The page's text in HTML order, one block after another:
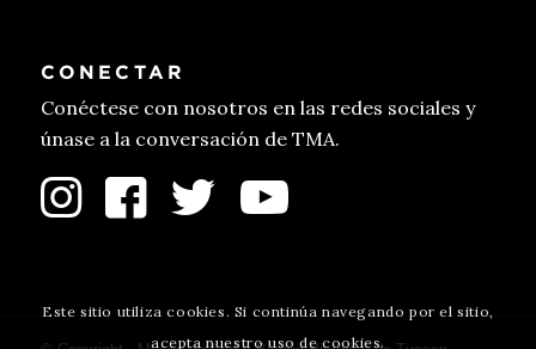
CONECTAR
Conéctese con nosotros en las redes sociales y
únase a la conversación de TMA.
Este sitio utiliza cookies. Si continúa navegando por el sitio,
acepta nuestro uso de cookies.